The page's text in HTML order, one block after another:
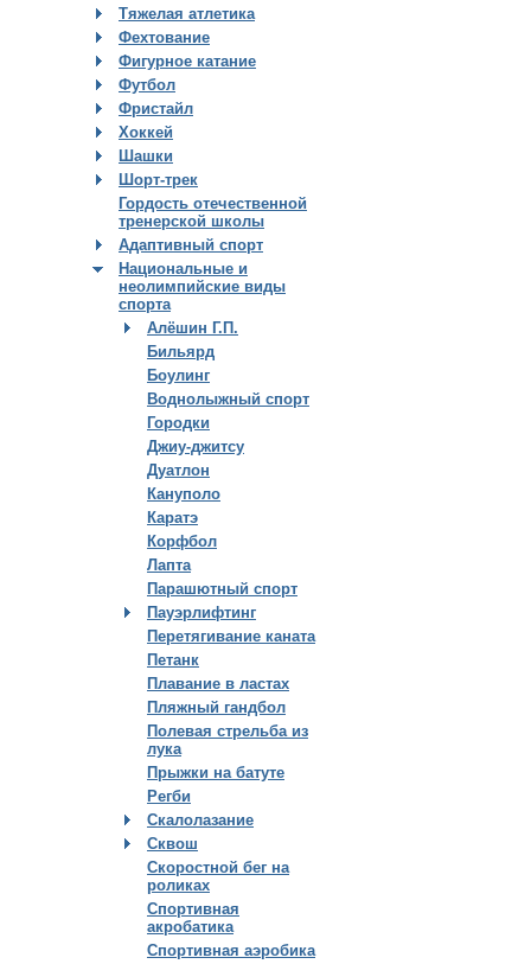
Тяжелая атлетика
Фехтование
Фигурное катание
Футбол
Фристайл
Хоккей
Шашки
Шорт-трек
Гордость отечественной
тренерской школы
Адаптивный спорт
Национальные и
неолимпийские виды
спорта
Алёшин Г.П.
Бильярд
Боулинг
Воднолыжный спорт
Городки
Джиу-джитсу
Дуатлон
Кануполо
Каратэ
Корфбол
Лапта
Парашютный спорт
Пауэрлифтинг
Перетягивание каната
Петанк
Плавание в ластах
Пляжный гандбол
Полевая стрельба из
лука
Прыжки на батуте
Регби
Скалолазание
Сквош
Скоростной бег на
роликах
Спортивная
акробатика
Спортивная аэробика